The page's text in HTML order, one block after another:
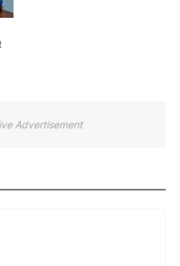
Advertisement